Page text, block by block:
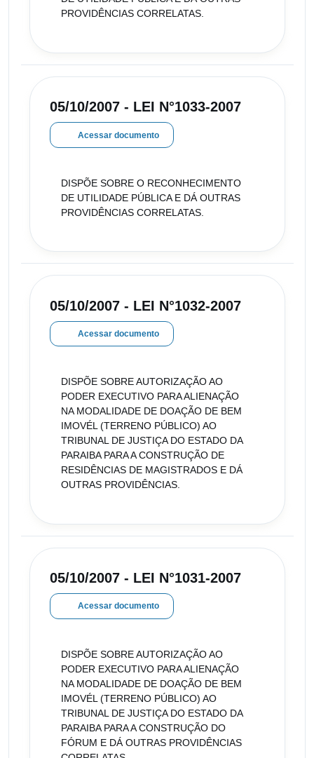
PROVIDÊNCIAS CORRELATAS.
05/10/2007 - LEI N°1033-2007
Acessar documento
DISPÕE SOBRE O RECONHECIMENTO
DE UTILIDADE PÚBLICA E DÁ OUTRAS
PROVIDÊNCIAS CORRELATAS.
05/10/2007 - LEI N°1032-2007
Acessar documento
DISPÕE SOBRE AUTORIZAÇÃO AO
PODER EXECUTIVO PARA ALIENAÇÃO
NA MODALIDADE DE DOAÇÃO DE BEM
IMOVÉL (TERRENO PÚBLICO) AO
TRIBUNAL DE JUSTIÇA DO ESTADO DA
PARAIBA PARA A CONSTRUÇÃO DE
RESIDÊNCIAS DE MAGISTRADOS E DÁ
OUTRAS PROVIDÊNCIAS.
05/10/2007 - LEI N°1031-2007
Acessar documento
DISPÕE SOBRE AUTORIZAÇÃO AO
PODER EXECUTIVO PARA ALIENAÇÃO
NA MODALIDADE DE DOAÇÃO DE BEM
IMOVÉL (TERRENO PÚBLICO) AO
TRIBUNAL DE JUSTIÇA DO ESTADO DA
PARAIBA PARA A CONSTRUÇÃO DO
FÓRUM E DÁ OUTRAS PROVIDÊNCIAS